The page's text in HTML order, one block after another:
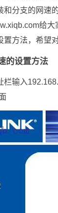
和分支的网速
给大
置方法，希望
的设置方法
栏输入